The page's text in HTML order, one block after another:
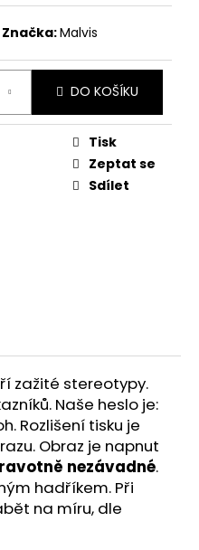
Značka:Malvis
DO KOŠÍKU
Tisk
Zeptat se
Sdílet
zažité stereotypy.
Naše heslo je:
Rozlišení tisku je
Obraz je napnut
nezávadné.
hadříkem. Při
na míru, dle